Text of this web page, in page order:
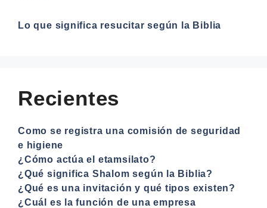
Lo que significa resucitar según la Biblia
Recientes
Como se registra una comisión de seguridad
e higiene
¿Cómo actúa el etamsilato?
¿Qué significa Shalom según la Biblia?
¿Qué es una invitación y qué tipos existen?
¿Cuál es la función de una empresa